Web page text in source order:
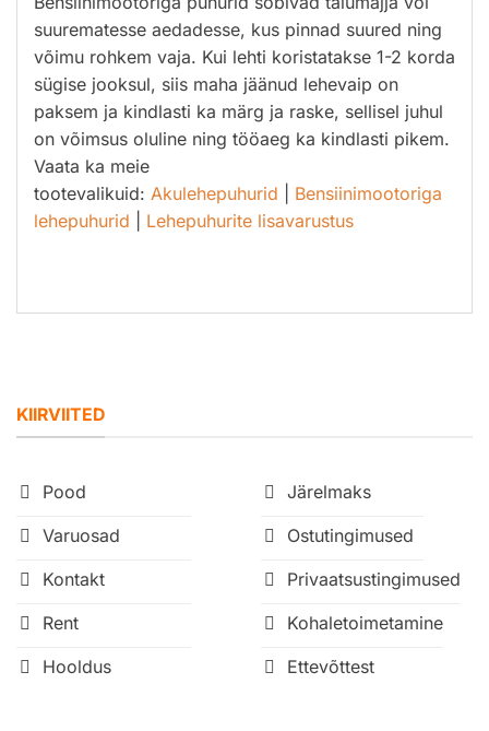
suurematesse aedadesse, kus pinnad suured ning
võimu rohkem vaja. Kui lehti koristatakse 1-2 korda
sügise jooksul, siis maha jäänud lehevaip on
paksem ja kindlasti ka märg ja raske, sellisel juhul
on võimsus oluline ning tööaeg ka kindlasti pikem.
Vaata ka meie
tootevalikuid: Akulehepuhurid
Bensiinimootoriga
lehepuhurid
Lehepuhurite lisavarustus
KIIRVIITED
Pood
Varuosad
Kontakt
Rent
Hooldus
Järelmaks
Ostutingimused
Privaatsustingimused
Kohaletoimetamine
Ettevõttest